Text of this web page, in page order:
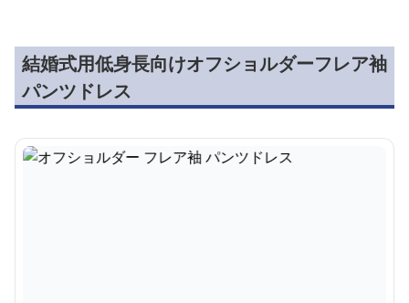
結婚式用低身長向けオフショルダーフレア袖
パンツドレス